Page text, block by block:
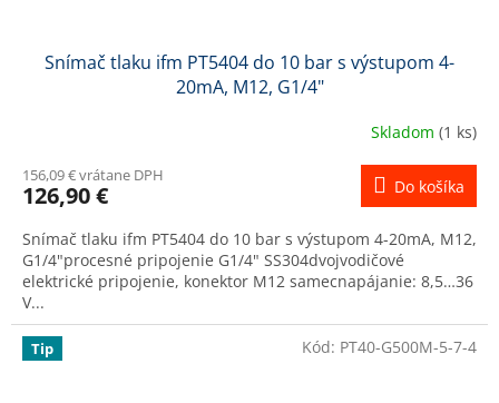
Snímač tlaku ifm PT5404 do 10 bar s výstupom 4-
20mA, M12, G1/4"
Skladom (1 ks)
156,09 € vrátane DPH
126,90 € Do košíka
Snímač tlaku ifm PT5404 do 10 bar s výstupom 4-20mA, M12,
G1/4"procesné pripojenie G1/4" SS304dvojvodičové
elektrické pripojenie, konektor M12 samecnapájanie: 8,5…36
V...
Tip Kód: PT40-G500M-5-7-4